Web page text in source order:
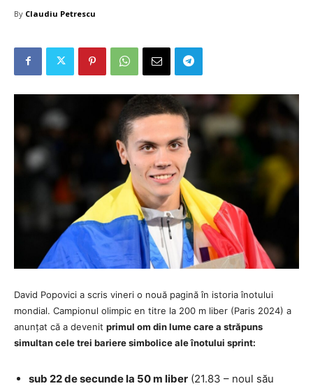
By Claudiu Petrescu
David Popovici a scris vineri o nouă pagină în istoria înotului
mondial. Campionul olimpic en titre la 200 m liber (Paris 2024) a
anunțat că a devenit primul om din lume care a străpuns
simultan cele trei bariere simbolice ale înotului sprint:
sub 22 de secunde la 50 m liber (21.83 – noul său